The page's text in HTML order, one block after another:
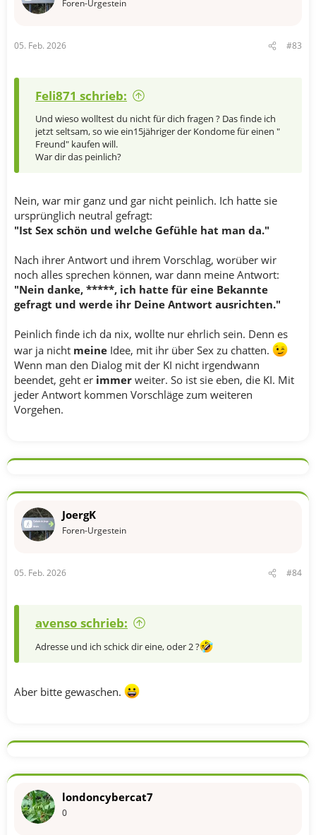
:
Foren-Urgestein
05. Feb. 2026 #83
Feli871 schrieb:
Und wieso wolltest du nicht für dich fragen ? Das finde ich
jetzt seltsam, so wie ein15jähriger der Kondome für einen "
Freund" kaufen will.
War dir das peinlich?
Nein, war mir ganz und gar nicht peinlich. Ich hatte sie
ursprünglich neutral gefragt:
"Ist Sex schön und welche Gefühle hat man da."
Nach ihrer Antwort und ihrem Vorschlag, worüber wir
noch alles sprechen können, war dann meine Antwort:
"Nein danke, *****, ich hatte für eine Bekannte
gefragt und werde ihr Deine Antwort ausrichten."
Peinlich finde ich da nix, wollte nur ehrlich sein. Denn es
war ja nicht meine Idee, mit ihr über Sex zu chatten.
Wenn man den Dialog mit der KI nicht irgendwann
beendet, geht er immer weiter. So ist sie eben, die KI. Mit
jeder Antwort kommen Vorschläge zum weiteren
Vorgehen.
JoergK
Foren-Urgestein
05. Feb. 2026 #84
avenso schrieb:
Adresse und ich schick dir eine, oder 2 ?
Aber bitte gewaschen.
londoncybercat7
0